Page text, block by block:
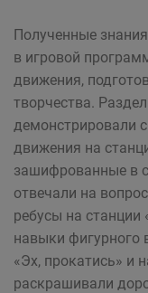
Полученные
в игровой
движения,
творчества.
демонстрировали
движения на
зашифрованные в
отвечали на
ребусы на станции
навыки фигурного
«Эх, прокатись» и
раскрашивали